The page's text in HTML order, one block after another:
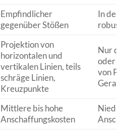
Empfindlicher
gegenüber Stößen
In der
robust
Projektion von
horizontalen und
vertikalen Linien, teils
schräge Linien,
Kreuzpunkte
Nur
oder
von
Mittlere bis hohe
Anschaffungskosten